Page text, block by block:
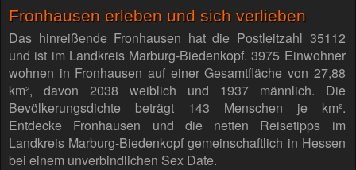
Fronhausen erleben und sich verlieben
Das hinreißende Fronhausen hat die Postleitzahl 35112
und ist im Landkreis Marburg-Biedenkopf. 3975 Einwohner
wohnen in Fronhausen auf einer Gesamtfläche von 27,88
km², davon 2038 weiblich und 1937 männlich. Die
Bevölkerungsdichte beträgt 143 Menschen je km².
Entdecke Fronhausen und die netten Reisetipps im
Landkreis Marburg-Biedenkopf gemeinschaftlich in Hessen
bei einem unverbindlichen Sex Date.